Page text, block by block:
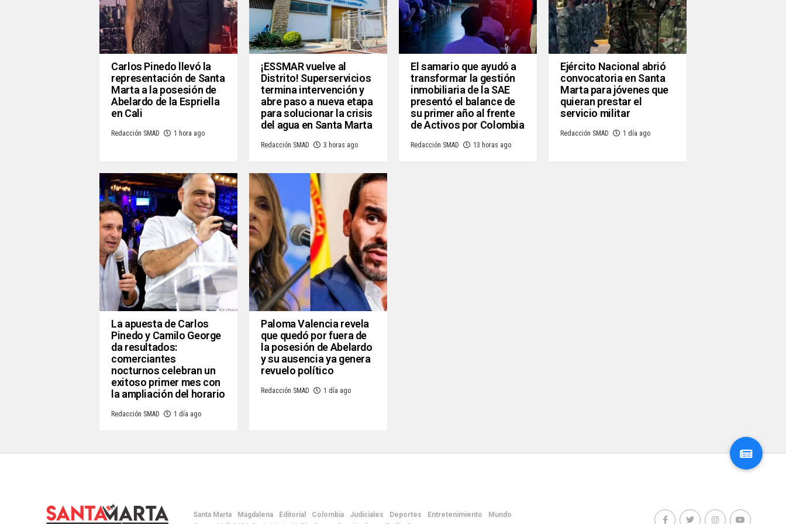
Carlos Pinedo llevó la
representación de Santa
Marta a la posesión de
Abelardo de la Espriella
en Cali
Redacción SMAD 1 hora ago
¡ESSMAR vuelve al
Distrito! Superservicios
termina intervención y
abre paso a nueva etapa
para solucionar la crisis
del agua en Santa Marta
Redacción SMAD 3 horas ago
El samario que ayudó a
transformar la gestión
inmobiliaria de la SAE
presentó el balance de
su primer año al frente
de Activos por Colombia
Redacción SMAD 13 horas ago
Ejército Nacional abrió
convocatoria en Santa
Marta para jóvenes que
quieran prestar el
servicio militar
Redacción SMAD 1 día ago
La apuesta de Carlos
Pinedo y Camilo George
da resultados:
comerciantes
nocturnos celebran un
exitoso primer mes con
la ampliación del horario
Redacción SMAD 1 día ago
Paloma Valencia revela
que quedó por fuera de
la posesión de Abelardo
y su ausencia ya genera
revuelo político
Redacción SMAD 1 día ago
Santa Marta Magdalena Editorial Colombia Judiciales Deportes Entretenimiento
Mundo